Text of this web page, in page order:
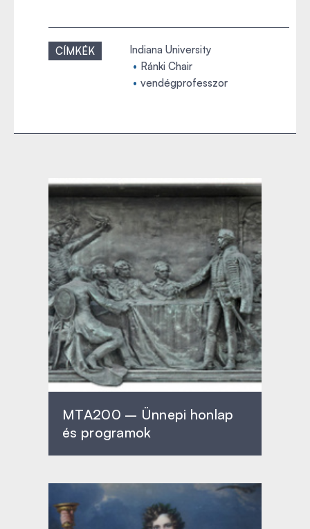
CÍMKÉK
Indiana University
Ránki Chair
vendégprofesszor
MTA200 – Ünnepi honlap
és programok